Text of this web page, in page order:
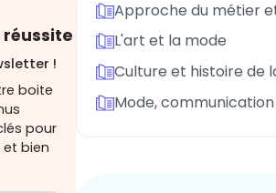
réussite
!
boite
pour
bien
Approche du métier
L'art et la mode
Culture et histoire de
Mode,